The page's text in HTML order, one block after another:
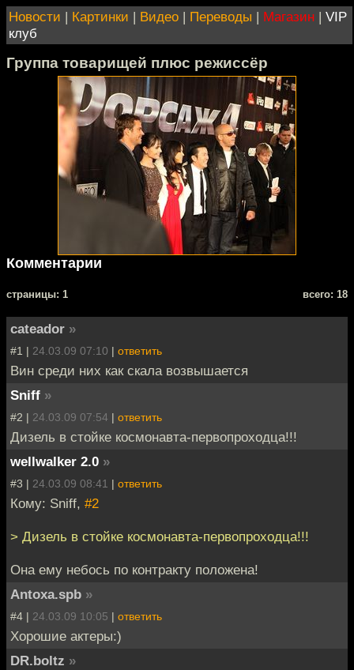
Новости | Картинки | Видео | Переводы | Магазин | VIP
клуб
Группа товарищей плюс режиссёр
Комментарии
cтраницы: 1 всего: 18
cateador »
#1 | 24.03.09 07:10 | ответить
Вин среди них как скала возвышается
Sniff »
#2 | 24.03.09 07:54 | ответить
Дизель в стойке космонавта-первопроходца!!!
wellwalker 2.0 »
#3 | 24.03.09 08:41 | ответить
Кому: Sniff, #2
> Дизель в стойке космонавта-первопроходца!!!
Она ему небось по контракту положена!
Antoxa.spb »
#4 | 24.03.09 10:05 | ответить
Хорошие актеры:)
DR.boltz »